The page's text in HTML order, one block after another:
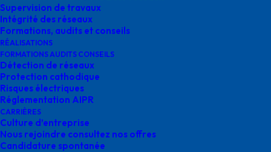
Supervision de travaux
Intégrité des réseaux
Formations, audits et conseils
RÉALISATIONS
FORMATIONS AUDITS CONSEILS
Détection de réseaux
Protection cathodique
Risques électriques
Réglementation AIPR
CARRIÈRES
Culture d’entreprise
Nous rejoindre consultez nos offres
Candidature spontanée
Survey